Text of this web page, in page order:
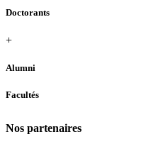
Doctorants
+
Alumni
Facultés
Nos partenaires